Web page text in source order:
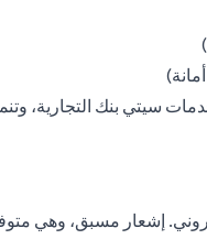
سيتي بنك التجارية،
إشعار مسبق، وهي